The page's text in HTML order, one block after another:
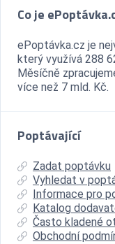
Co je
ePoptávka.cz je
který využívá 288
Měsíčně
více než 7 mld. Kč.
Poptávající
Zadat poptávku
Vyhledat v
Informace pro
Katalog
Často kladené
Obchodní